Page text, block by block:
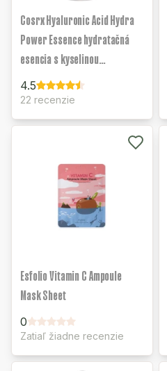
Cosrx Hyaluronic Acid Hydra
Power Essence hydratačná
esencia s kyselinou
hyalurónovou
4.5
22 recenzie
Esfolio Vitamin C Ampoule
Mask Sheet
0
Zatiaľ žiadne recenzie